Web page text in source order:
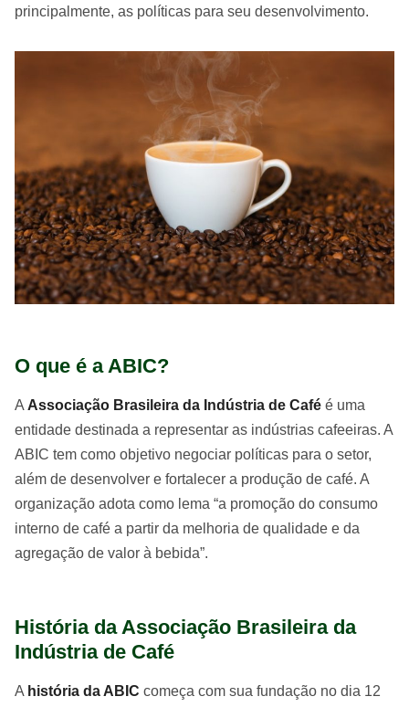
principalmente, as políticas para seu desenvolvimento.
O que é a ABIC?
A Associação Brasileira da Indústria de Café é uma
entidade destinada a representar as indústrias cafeeiras. A
ABIC tem como objetivo negociar políticas para o setor,
além de desenvolver e fortalecer a produção de café. A
organização adota como lema “a promoção do consumo
interno de café a partir da melhoria de qualidade e da
agregação de valor à bebida”.
História da Associação Brasileira da
Indústria de Café
A história da ABIC começa com sua fundação no dia 12